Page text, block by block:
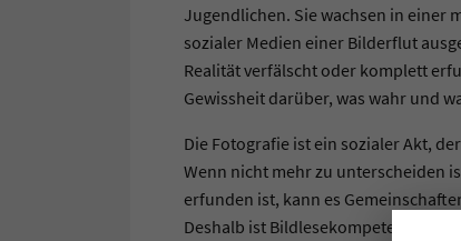
Jugendlichen. Sie wachsen in einer
sozialer Medien einer Bilderflut
Realität verfälscht oder komplett
Gewissheit darüber, was wahr und
Die Fotografie ist ein sozialer Akt,
Wenn nicht mehr zu unterscheiden
erfunden ist, kann es
Deshalb ist Bildlesekompetenz